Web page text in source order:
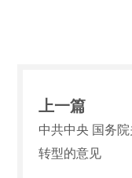
上一篇
中共中央 国务
转型的意见